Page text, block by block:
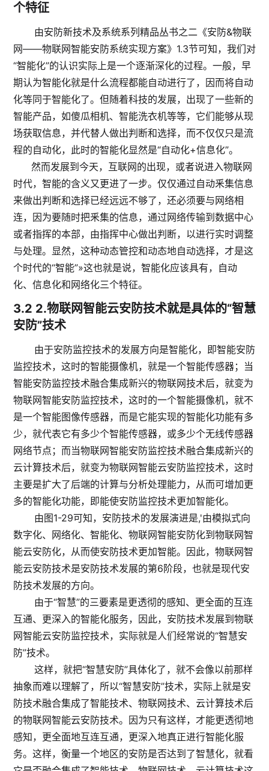
个特征
由安防新技术及系统系列精品丛书之二《安防&物联
网——物联网智能安防系统实现方案》1.3节可知，我们对
“智能化”的认识实际上是一个逐渐深化的过程。一般，早
期认为智能化就是什么流程都能自动进行了，因而将自动
化等同于智能化了。但随着科技的发展，出现了一些新的
智能产品，如傻瓜相机、智能洗衣机等等，它们能够从现
场获取信息，并代替人做出判断和选择，而不仅仅只是流
程的自动化，此时的智能化显然是“自动化+信息化”。
然而发展到今天，互联网的出现，或者说进入物联网
时代，智能的含义又更进了一步。仅仅通过自动釆集信息
来做出判断和选择已经远远不够了，还必须要与网络相
连，因为要随时把釆集的信息，通过网络传输到数据中心
或者指挥的本部，由指挥中心做出判断，以进行实时调整
与处理。显然，这种动态管控和动态地自动选择，才是这
个时代的“智能”»这也就是说，智能化应该具有，自动
化、信息化和网络化三个特征。
3.2 2.物联网智能云安防技术就是具体的“智慧
安防”技术
由于安防监控技术的发展方向是智能化，即智能安防
监控技术，这时的智能摄像机，就是一个智能传感器；当
智能安防监控技术融合集成新兴的物联网技术后，就变为
物联网智能安防监控技术，这时的一个智能摄像机，就不
是一个智能图像传感器，而是它能实现的智能化功能有多
少，就代表它有多少个智能传感器，或多少个无线传感器
网络节点；而当物联网智能安防监控技术融合集成新兴的
云计算技术后，就变为物联网智能云安防监控技术，这时
主要是扩大了后端的计算与分析处理能力，从而可增加更
多的智能化功能，即能使安防监控技术更加智能化。
由图1-29可知，安防技术的发展演进是,'由模拟式向
数字化、网络化、智能化、物联网智能安防化到物联网智
能云安防化，从而使安防技术更加智能。因此，物联网智
能云安防技术是安防技术发展的第6阶段，也就是现代安
防技术发展的方向。
由于“智慧”的三要素是更透彻的感知、更全面的互连
互通、更深入的智能化服务，因此，安防技术发展到物联
网智能云安防监控技术，实际就是人们经常说的“智慧安
防”技术。
这样，就把“智慧安防”具体化了，就不会像以前那样
抽象而难以理解了，所以“智慧安防”技术，实际上就是安
防技术融合集成了智能技术、物联网技术、云计算技术后
的物联网智能云安防技术。因为只有这样，才能更透彻地
感知，更全面地互连互通，更深入地真正进行智能化服
务。这样，衡量一个地区的安防是否达到了智慧化，就看